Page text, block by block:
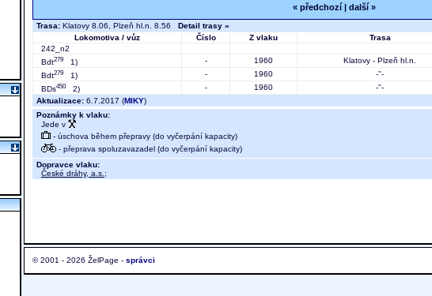
« předchozí| další »
Trasa: Klatovy 8.06, Plzeň hl.n. 8.56 Detail trasy »
Lokomotiva / vůz
Číslo Z vlaku Trasa
242_n2
Bdt279 1) - 1960 Klatovy - Plzeň hl.n.
Bdt279 1) - 1960 -''-
BDs450 2) - 1960 -''-
Aktualizace: 6.7.2017 (MIKY)
Poznámky k vlaku:
Jede v
- úschova během přepravy (do vyčerpání kapacity)
- přeprava spoluzavazadel (do vyčerpání kapacity)
Dopravce vlaku:
České dráhy, a.s. ;
© 2001 - 2026 ŽelPage - správci